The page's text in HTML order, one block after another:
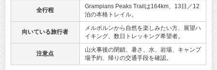
全行程
Grampians Peaks Trailは164km、13日／12
泊の本格トレイル。
向いている旅行者
メルボルンから自然を楽しみたい方、展望ハ
イキング、数日トレッキング希望者。
注意点
山火事後の閉鎖、暑さ、水、岩場、キャンプ
場予約、帰りの交通手段を確認。